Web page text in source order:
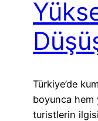
Türkiye’de
boyunca hem
turistlerin